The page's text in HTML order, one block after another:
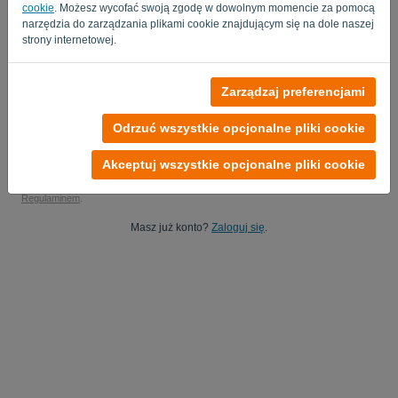
cookie . Możesz wycofać swoją zgodę w dowolnym momencie za pomocą
narzędzia do zarządzania plikami cookie znajdującym się na dole naszej
strony internetowej.
Zarządzaj preferencjami
Odrzuć wszystkie opcjonalne pliki cookie
Akceptuj wszystkie opcjonalne pliki cookie
Tak, możesz studiować moje dane produktowe..
Tak, możesz wysyłać mi aktualizacje marketingowe.
Rozpocznij bezpłatny okres próbny
Karta kredytowa nie jest wymagana
Bez zobowiązań! 100% wolny od zobowiązań
Twoje dane są w 100% bezpieczne
Regulaminem.
Masz już konto? Zaloguj się.